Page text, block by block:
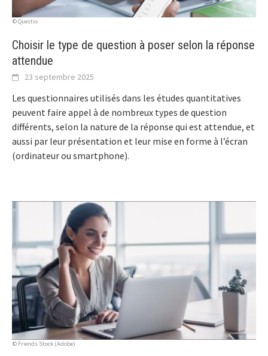
© Questio
Choisir le type de question à poser selon la réponse
attendue
23 septembre 2025
Les questionnaires utilisés dans les études quantitatives
peuvent faire appel à de nombreux types de question
différents, selon la nature de la réponse qui est attendue, et
aussi par leur présentation et leur mise en forme à l’écran
(ordinateur ou smartphone).
© Friends Stock (Adobe)